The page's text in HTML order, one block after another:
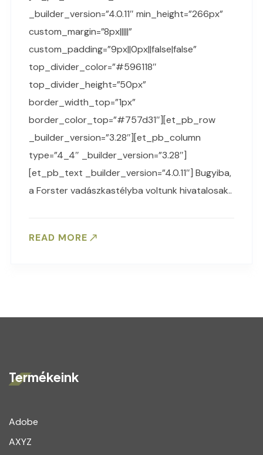
_builder_version=”4.0.11″ min_height=”266px”
custom_margin=”8px|||||”
custom_padding=”9px||0px||false|false”
top_divider_color=”#596118″
top_divider_height=”50px”
border_width_top=”1px”
border_color_top=”#757d31″][et_pb_row
_builder_version=”3.28″][et_pb_column
type=”4_4″ _builder_version=”3.28″]
[et_pb_text _builder_version=”4.0.11″] Bugyiba,
a Forster vadászkastélyba voltunk hivatalosak..
READ MORE
Termékeink
Adobe
AXYZ